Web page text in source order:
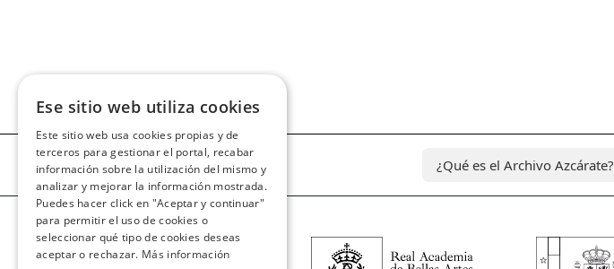
¿Qué es el Archivo Azcárate?
Ese sitio web utiliza cookies
Este sitio web usa cookies propias y de
terceros para gestionar el portal, recabar
información sobre la utilización del mismo y
analizar y mejorar la información mostrada.
Puedes hacer click en "Aceptar y continuar"
para permitir el uso de cookies o
seleccionar qué tipo de cookies deseas
aceptar o rechazar. Más información